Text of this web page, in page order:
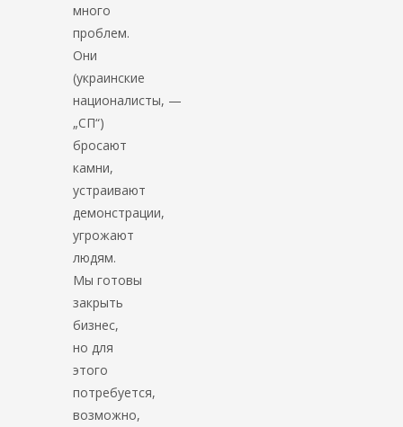
много
проблем.
Они
(украинские
националисты, —
„СП“)
бросают
камни,
устраивают
демонстрации,
угрожают
людям.
Мы готовы
закрыть
бизнес,
но для
этого
потребуется,
возможно,